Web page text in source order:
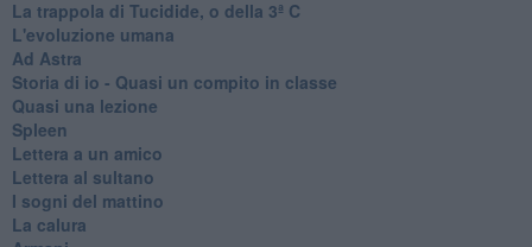
La trappola di Tucidide, o della 3ª C
L'evoluzione umana
Ad Astra
Storia di io - Quasi un compito in classe
Quasi una lezione
Spleen
Lettera a un amico
Lettera al sultano
I sogni del mattino
La calura